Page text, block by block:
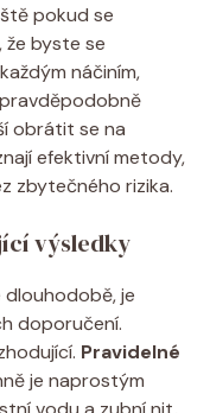
pokud se
že byste se
náčiním,
obrátit se na
efektivní metody,
zbytečného rizika.
výsledky
dlouhodobě, je
doporučení.
Pravidelné
je naprostým